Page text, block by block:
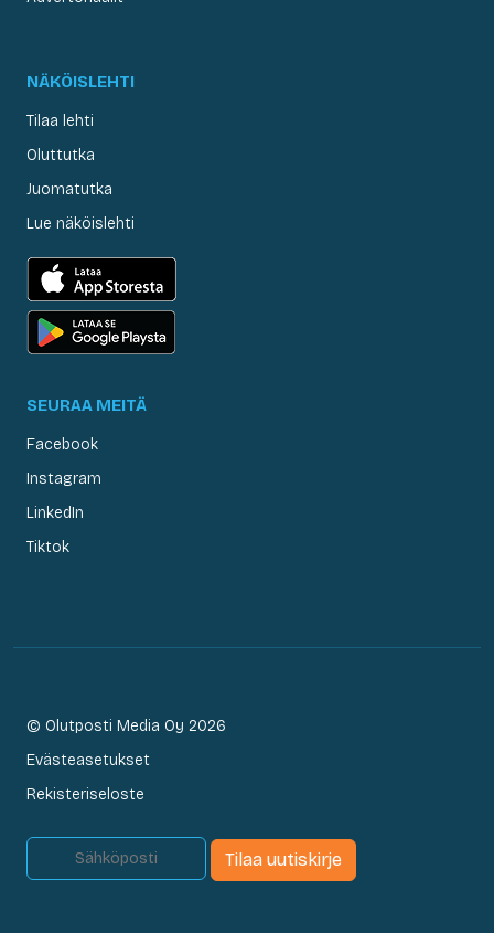
NÄKÖISLEHTI
Tilaa lehti
Oluttutka
Juomatutka
Lue näköislehti
SEURAA MEITÄ
Facebook
Instagram
LinkedIn
Tiktok
© Olutposti Media Oy 2026
Evästeasetukset
Rekisteriseloste
Tilaa uutiskirje